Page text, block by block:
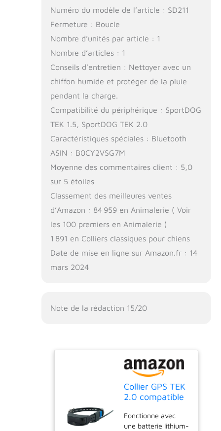
Numéro du modèle de l’article : SD211
Fermeture : Boucle
Nombre d’unités par article : 1
Nombre d’articles : 1
Conseils d’entretien : Nettoyer avec un
chiffon humide et protéger de la pluie
pendant la charge.
Compatibilité du périphérique : SportDOG
TEK 1.5, SportDOG TEK 2.0
Caractéristiques spéciales : Bluetooth
ASIN : B0CY2VSG7M
Moyenne des commentaires client : 5,0
sur 5 étoiles
Classement des meilleures ventes
d’Amazon : 84 959 en Animalerie ( Voir
les 100 premiers en Animalerie )
1 891 en Colliers classiques pour chiens
Date de mise en ligne sur Amazon.fr : 14
mars 2024
Note de la rédaction 15/20
Collier GPS TEK
2.0 compatible
ordinateurs
portables TEK
Fonctionne avec
une batterie lithium-